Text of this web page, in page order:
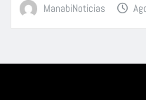
ManabiNoticias